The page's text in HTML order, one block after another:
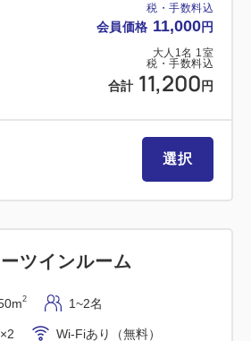
ティ交換・ゴミ捨て
ない事
ンの際にご説明させていただきま
ワシントンホテルをご愛顧いただ
ございます。
税・手数料込
会員価格 11,000円
大人 1 名 1 室
税・手数料込
合計 11,200 円
選択
ツインルーム
2 1~2名
Wi-Fiあり（無料）